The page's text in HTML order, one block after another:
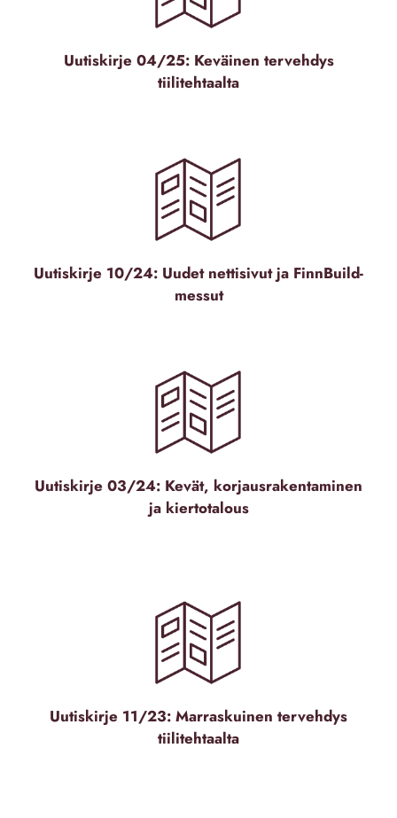
Uutiskirje 04/25: Keväinen tervehdys
tiilitehtaalta
Uutiskirje 10/24: Uudet nettisivut ja FinnBuild-
messut
Uutiskirje 03/24: Kevät, korjausrakentaminen
ja kiertotalous
Uutiskirje 11/23: Marraskuinen tervehdys
tiilitehtaalta